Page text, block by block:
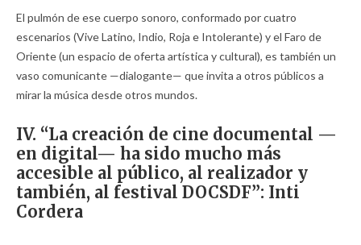
El pulmón de ese cuerpo sonoro, conformado por cuatro
escenarios (Vive Latino, Indio, Roja e Intolerante) y el Faro de
Oriente (un espacio de oferta artística y cultural), es también un
vaso comunicante —dialogante— que invita a otros públicos a
mirar la música desde otros mundos.
IV. “La creación de cine documental —
en digital— ha sido mucho más
accesible al público, al realizador y
también, al festival DOCSDF”: Inti
Cordera